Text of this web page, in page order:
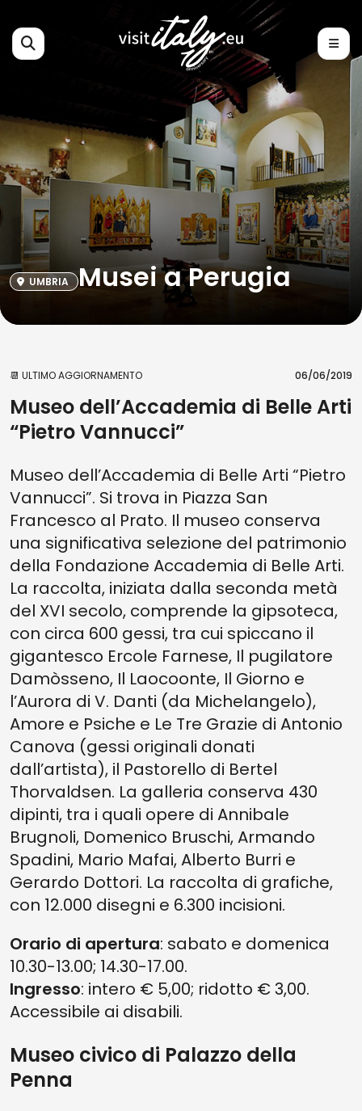
UMBRIA Musei a Perugia
📆 ULTIMO AGGIORNAMENTO 06/06/2019
Museo dell’Accademia di Belle Arti
“Pietro Vannucci”
Museo dell’Accademia di Belle Arti “Pietro
Vannucci”. Si trova in Piazza San
Francesco al Prato. Il museo conserva
una significativa selezione del patrimonio
della Fondazione Accademia di Belle Arti.
La raccolta, iniziata dalla seconda metà
del XVI secolo, comprende la gipsoteca,
con circa 600 gessi, tra cui spiccano il
gigantesco Ercole Farnese, Il pugilatore
Damòsseno, Il Laocoonte, Il Giorno e
l’Aurora di V. Danti (da Michelangelo),
Amore e Psiche e Le Tre Grazie di Antonio
Canova (gessi originali donati
dall’artista), il Pastorello di Bertel
Thorvaldsen. La galleria conserva 430
dipinti, tra i quali opere di Annibale
Brugnoli, Domenico Bruschi, Armando
Spadini, Mario Mafai, Alberto Burri e
Gerardo Dottori. La raccolta di grafiche,
con 12.000 disegni e 6.300 incisioni.
Orario di apertura: sabato e domenica
10.30-13.00; 14.30-17.00.
Ingresso: intero € 5,00; ridotto € 3,00.
Accessibile ai disabili.
Museo civico di Palazzo della
Penna